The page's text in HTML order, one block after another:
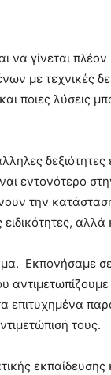
γίνεται πλέον
με τεχνικές
ποιες λύσεις
εντονότερο
την
ειδικότητες,
Εκπονήσαμε
επιτυχημένα
τους.